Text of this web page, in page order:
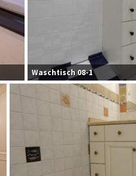
Waschtisch 08-1